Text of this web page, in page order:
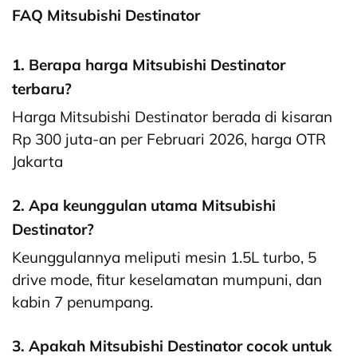
FAQ Mitsubishi Destinator
1. Berapa harga Mitsubishi Destinator
terbaru?
Harga Mitsubishi Destinator berada di kisaran
Rp 300 juta-an per Februari 2026, harga OTR
Jakarta
2. Apa keunggulan utama Mitsubishi
Destinator?
Keunggulannya meliputi mesin 1.5L turbo, 5
drive mode, fitur keselamatan mumpuni, dan
kabin 7 penumpang.
3. Apakah Mitsubishi Destinator cocok untuk